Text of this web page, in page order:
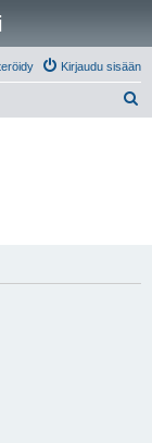
Kirjaudu sisään